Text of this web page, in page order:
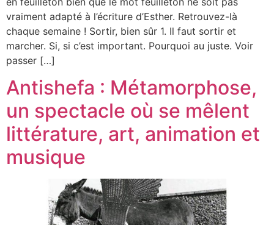
vraiment adapté à l’écriture d’Esther. Retrouvez-là
chaque semaine ! Sortir, bien sûr 1. Il faut sortir et
marcher. Si, si c’est important. Pourquoi au juste. Voir
passer […]
Antishefa : Métamorphose,
un spectacle où se mêlent
littérature, art, animation et
musique